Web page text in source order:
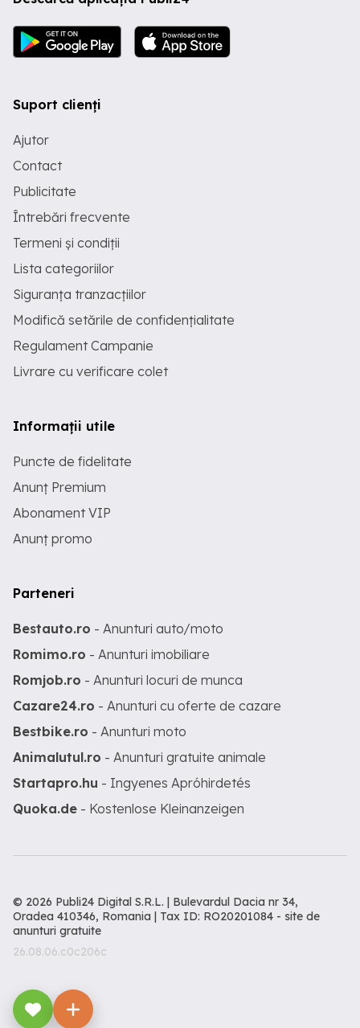
Suport clienți
Ajutor
Contact
Publicitate
Întrebări frecvente
Termeni și condiții
Lista categoriilor
Siguranța tranzacțiilor
Modifică setările de confidențialitate
Regulament Campanie
Livrare cu verificare colet
Informații utile
Puncte de fidelitate
Anunț Premium
Abonament VIP
Anunț promo
Parteneri
Bestauto.ro - Anunturi auto/moto
Romimo.ro - Anunturi imobiliare
Romjob.ro - Anunturi locuri de munca
Cazare24.ro - Anunturi cu oferte de cazare
Bestbike.ro - Anunturi moto
Animalutul.ro - Anunturi gratuite animale
Startapro.hu - Ingyenes Apróhirdetés
Quoka.de - Kostenlose Kleinanzeigen
© 2026 Publi24 Digital S.R.L. | Bulevardul Dacia nr 34,
Oradea 410346, Romania | Tax ID: RO20201084 - site de
anunturi gratuite
26.08.06.c0c206c